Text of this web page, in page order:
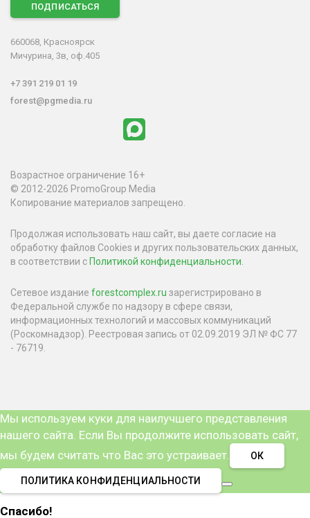
ПОДПИСАТЬСЯ
660068, Красноярск
Мичурина, 3в, оф.405
+7 391 219 01 19
forest@pgmedia.ru
Возрастное ограничение 16+
© 2012-2026 PromoGroup Media
Копирование материалов запрещено.
Продолжая использовать наш сайт, вы даете согласие на
обработку файлов Cookies и других пользовательских данных,
в соответствии сПолитикой конфиденциальности
Сетевое издание forestcomplex.ru зарегистрировано в
Федеральной службе по надзору в сфере связи,
информационных технологий и массовых коммуникаций
(Роскомнадзор). Реестровая запись от 02.09.2019 ЭЛ № ФС 77
- 76719.
Мы используем куки для наилучшего представления
нашего сайта. Если Вы продолжите использовать сайт,
мы будем считать что Вас это устраивает.
ОК
ПОЛИТИКА КОНФИДЕНЦИАЛЬНОСТИ
Спасибо!